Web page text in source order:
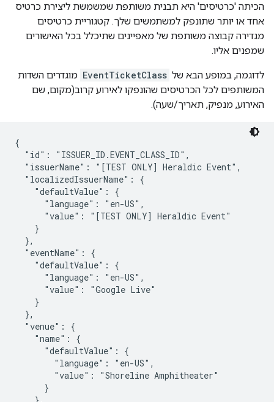
הכיתה 'כרטיסים' היא תבנית משותפת שמשמשת ליצירת כרטיס
אחד או יותר שתונפק למשתמשים שלך. קטגוריית כרטיסים
מגדירה קבוצה משותפת של מאפיינים שתיכלל בכל האישורים
שמפנים אליו.
לדוגמה, במופע הבא של EventTicketClass מוגדרים השדות
המשותפים לכל הכרטיסים שהונפקו לאירוע קרוב(מקום, שם
האירוע, מנפיק, תאריך/שעה).
{
  "id": "ISSUER_ID.EVENT_CLASS_ID",
  "issuerName": "[TEST ONLY] Heraldic Event",
  "localizedIssuerName": {
    "defaultValue": {
      "language": "en-US",
      "value": "[TEST ONLY] Heraldic Event"
    }
  },
  "eventName": {
    "defaultValue": {
      "language": "en-US",
      "value": "Google Live"
    }
  },
  "venue": {
    "name": {
      "defaultValue": {
        "language": "en-US",
        "value": "Shoreline Amphitheater"
      }